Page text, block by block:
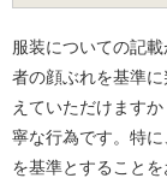
服装についての記
者の顔ぶれを基準
えていただけます
寧な行為です。特に
を基準とすることを